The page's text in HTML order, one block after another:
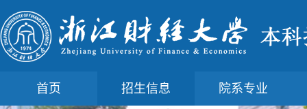
首页 招生信息 院系专业